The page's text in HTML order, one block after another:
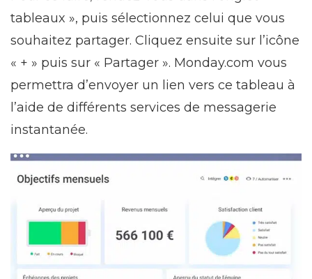
tableaux », puis sélectionnez celui que vous
souhaitez partager. Cliquez ensuite sur l’icône
« + » puis sur « Partager ». Monday.com vous
permettra d’envoyer un lien vers ce tableau à
l’aide de différents services de messagerie
instantanée.